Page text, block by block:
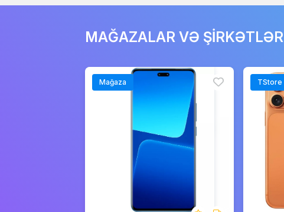
MAĞAZALAR VƏ ŞİRKƏTLƏR
Mağaza TStore